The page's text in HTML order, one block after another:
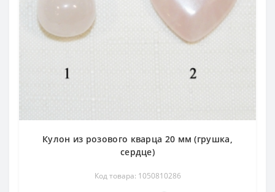
Кулон из розового кварца 20 мм (грушка,
сердце)
Код товара: 1050810286